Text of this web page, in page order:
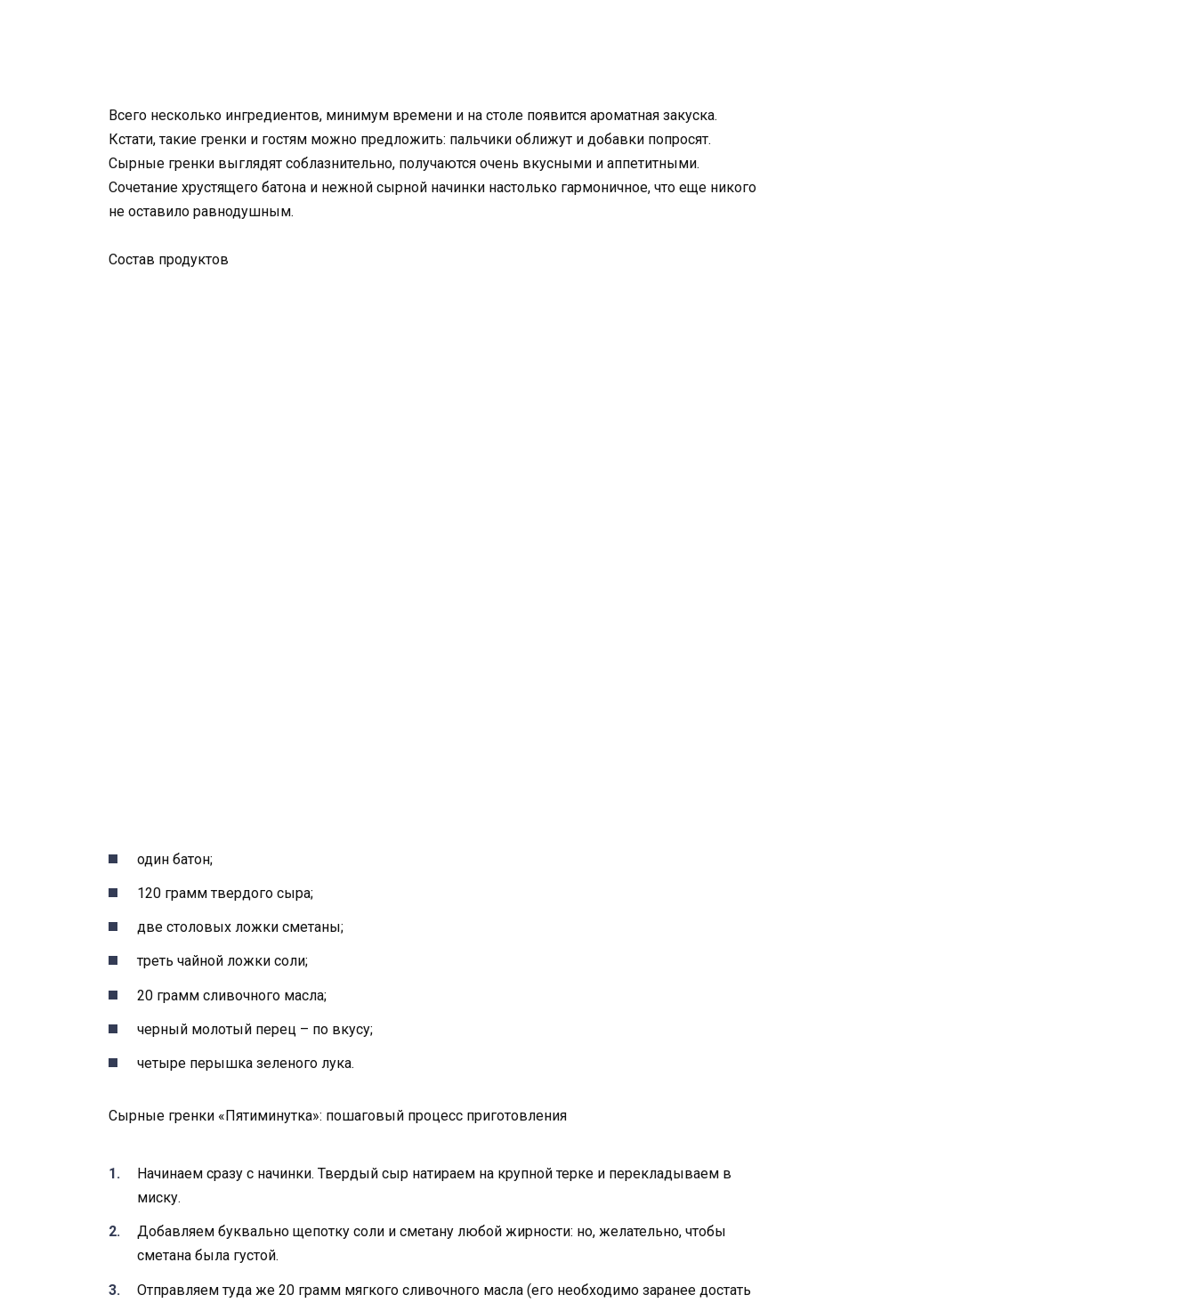
Всего несколько ингредиентов, минимум времени и на столе появится ароматная закуска.
Кстати, такие гренки и гостям можно предложить: пальчики оближут и добавки попросят.
Сырные гренки выглядят соблазнительно, получаются очень вкусными и аппетитными.
Сочетание хрустящего батона и нежной сырной начинки настолько гармоничное, что еще никого
не оставило равнодушным.
Состав продуктов
один батон;
120 грамм твердого сыра;
две столовых ложки сметаны;
треть чайной ложки соли;
20 грамм сливочного масла;
черный молотый перец – по вкусу;
четыре перышка зеленого лука.
Сырные гренки «Пятиминутка»: пошаговый процесс приготовления
Начинаем сразу с начинки. Твердый сыр натираем на крупной терке и перекладываем в
миску.
Добавляем буквально щепотку соли и сметану любой жирности: но, желательно, чтобы
сметана была густой.
Отправляем туда же 20 грамм мягкого сливочного масла (его необходимо заранее достать